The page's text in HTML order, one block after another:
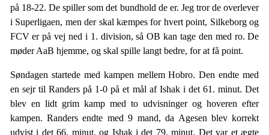
på 18-22. De spiller som det bundhold de er. Jeg tror de overlever
i Superligaen, men der skal kæmpes for hvert point, Silkeborg og
FCV er på vej ned i 1. division, så OB kan tage den med ro. De
møder AaB hjemme, og skal spille langt bedre, for at få point.
Søndagen startede med kampen mellem Hobro. Den endte med
en sejr til Randers på 1-0 på et mål af Ishak i det 61. minut. Det
blev en lidt grim kamp med to udvisninger og hoveren efter
kampen. Randers endte med 9 mand, da Agesen blev korrekt
udvist i det 66. minut, og Ishak i det 79. minut. Det var et ægte